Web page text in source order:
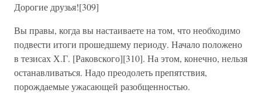
Дорогие друзья![309]
Вы правы, когда вы настаиваете на том, что необходимо
подвести итоги прошедшему периоду. Начало положено
в тезисах Х.Г. [Раковского][310]. На этом, конечно, нельзя
останавливаться. Надо преодолеть препятствия,
порождаемые ужасающей разобщенностью.